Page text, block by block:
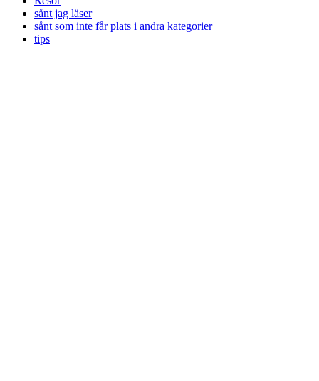
sånt jag läser
sånt som inte får plats i andra kategorier
tips